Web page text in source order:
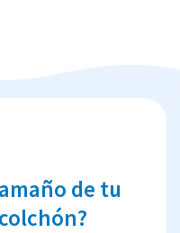
de tu